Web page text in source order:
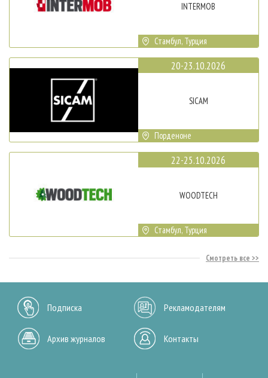
INTERMOB
Стамбул, Турция
20-23.10.2026
SICAM
Порденоне
22-25.10.2026
WOODTECH
Стамбул, Турция
Смотреть все
Подписка Рекламодателям
Архив журналов Контакты